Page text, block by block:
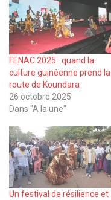
FENAC 2025 : quand la
culture guinéenne prend la
route de Koundara
26 octobre 2025
Dans "A la une"
Un festival de résilience et